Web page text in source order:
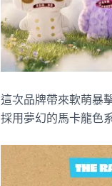
這次品牌帶來軟萌暴
採用夢幻的馬卡龍色